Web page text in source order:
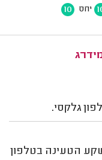
יחס 10
גלקסי.
הטעינה בטלפון